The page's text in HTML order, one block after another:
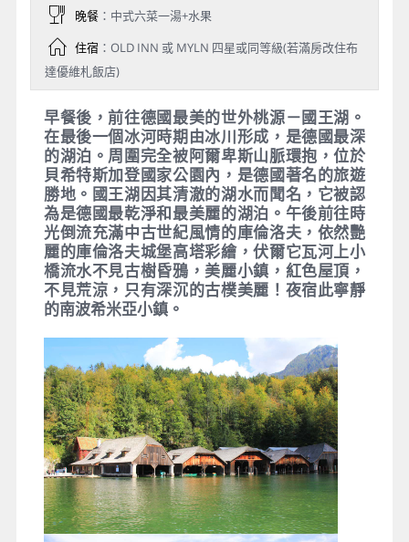
晚餐：中式六菜一湯+水果
住宿：OLD INN 或 MYLN 四星或同等級(若滿房改住布
達優維札飯店)
早餐後，前往德國最美的世外桃源－國王湖。
在最後一個冰河時期由冰川形成，是德國最深
的湖泊。周圍完全被阿爾卑斯山脈環抱，位於
貝希特斯加登國家公園內，是德國著名的旅遊
勝地。國王湖因其清澈的湖水而聞名，它被認
為是德國最乾淨和最美麗的湖泊。午後前往時
光倒流充滿中古世紀風情的庫倫洛夫，依然艷
麗的庫倫洛夫城堡高塔彩繪，伏爾它瓦河上小
橋流水不見古樹昏鴉，美麗小鎮，紅色屋頂，
不見荒涼，只有深沉的古樸美麗！夜宿此寧靜
的南波希米亞小鎮。